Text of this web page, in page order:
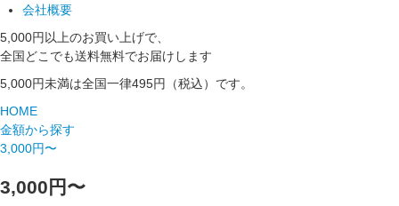
会社概要
5,000円以上のお買い上げで、
全国どこでも送料無料でお届けします
5,000円未満は全国一律495円（税込）です。
HOME
金額から探す
3,000円〜
3,000円〜